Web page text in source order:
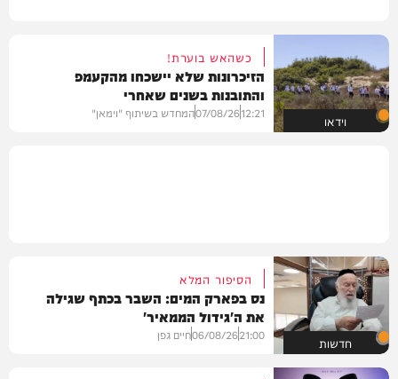
וידאו
כשהאש בוערת!
הזיכרונות שלא יישכחו מהקעמפ
והתובנות בשנים שאחרי
12:21
07/08/26המחדש בשיתוף "וימאן"
חדשות
הסיפור המלא
נס בפארק המים: השבר בכתף שגילה
את ה'גידול הממאיר'
21:00
06/08/26חיים גפן